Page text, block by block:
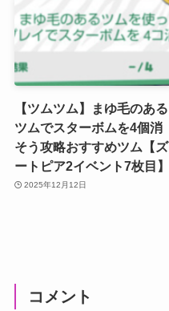
【ツムツム】まゆ毛のある
ツムでスターボムを4個消
そう攻略おすすめツム【ズ
ートピア2イベント7枚目】
2025年12月12日
コメント